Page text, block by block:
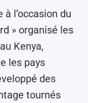
l’occasion du
» organisé les
Kenya,
les pays
des
tournés